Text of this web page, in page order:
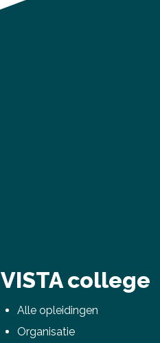
VISTA college
Alle opleidingen
Organisatie